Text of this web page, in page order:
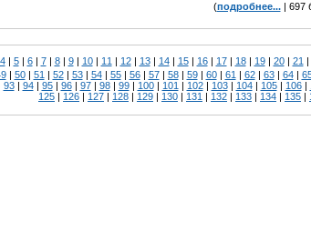
(подробнее...| 697
4| 5| 6| 7| 8| 9| 10| 11| 12| 13| 14| 15| 16| 17| 18| 19| 20| 21|
| 50| 51 | 52| 53| 54| 55| 56| 57| 58| 59| 60| 61 | 62| 63| 64|
93| 94| 95| 96| 97| 98| 99| 100| 101 | 102| 103| 104| 105| 106|
125
126 127 128 129 130 131 132 133 134 135